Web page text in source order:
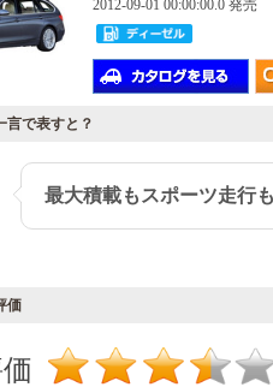
2012-09-01 00:00:00.0 発売
言で表すと？
最大積載もスポーツ走行
価